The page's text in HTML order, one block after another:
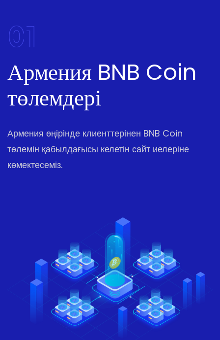
01
Армения BNB Coin
төлемдері
Армения өңірінде клиенттерінен BNB Coin
төлемін қабылдағысы келетін сайт иелеріне
көмектесеміз.